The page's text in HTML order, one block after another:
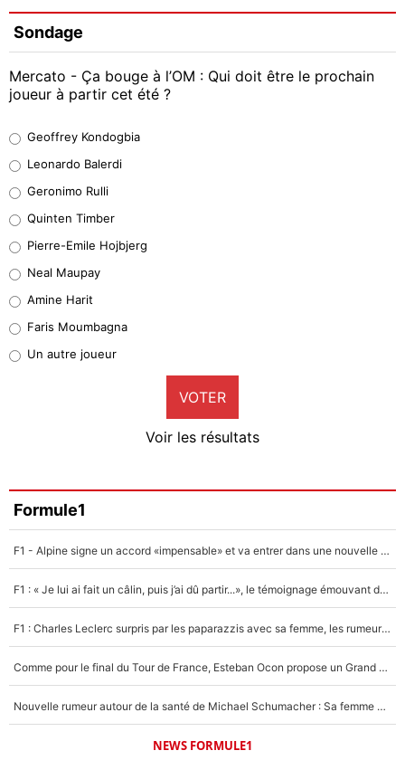
Sondage
Mercato - Ça bouge à l’OM : Qui doit être le prochain
joueur à partir cet été ?
38%
32%
5%
1%
9%
Faris Moumbagna
5%
Un autre joueur
5%
Geoffrey Kondogbia
Leonardo Balerdi
Geronimo Rulli
Quinten Timber
Pierre-Emile Hojbjerg
Neal Maupay
Amine Harit
Faris Moumbagna
Un autre joueur
VOTER
Voir les résultats
Formule1
F1 - Alpine signe un accord «impensable» et va entrer dans une nouvelle dimension : Grande nouvelle pour Pierre Gasly !
F1 : « Je lui ai fait un câlin, puis j’ai dû partir...», le témoignage émouvant de Max Verstappen sur sa fille
F1 : Charles Leclerc surpris par les paparazzis avec sa femme, les rumeurs étaient vraies !
Comme pour le final du Tour de France, Esteban Ocon propose un Grand Prix de Formule 1 à Paris : «Autour de l’Arc de Triomphe, ce serait génial» !
Nouvelle rumeur autour de la santé de Michael Schumacher : Sa femme Corinna sort du silence
NEWS FORMULE1